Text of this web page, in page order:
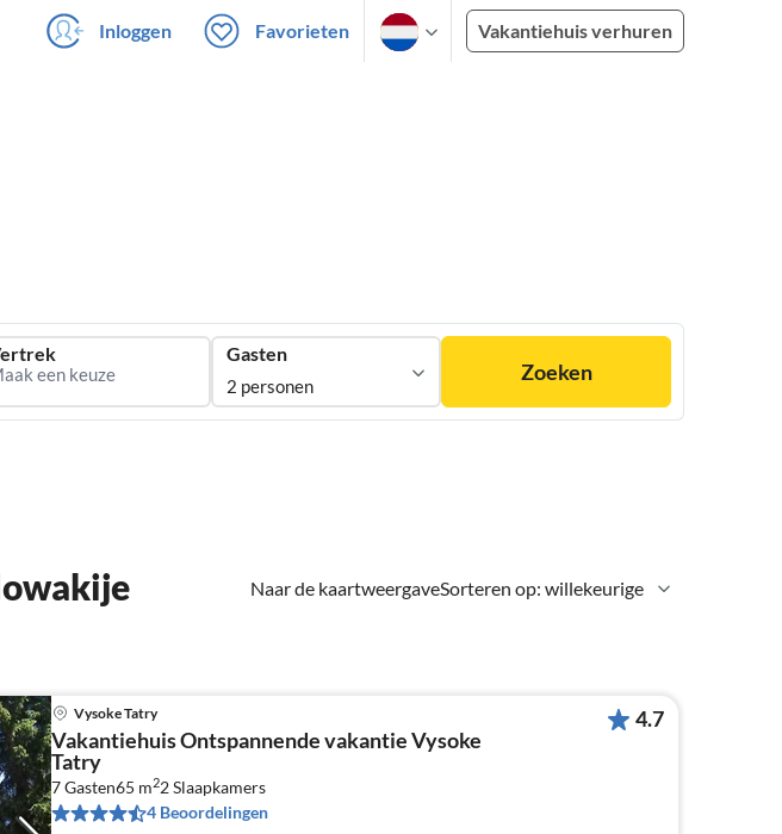
Inloggen Favorieten Vakantiehuis verhuren
Gasten
2 personen
Zoeken
Naar de kaartweergaveSorteren op: willekeurige
Vysoke Tatry
Vakantiehuis Ontspannende vakantie Vysoke
Tatry
7 Gasten65 m22Slaapkamers
4 Beoordelingen
4.7